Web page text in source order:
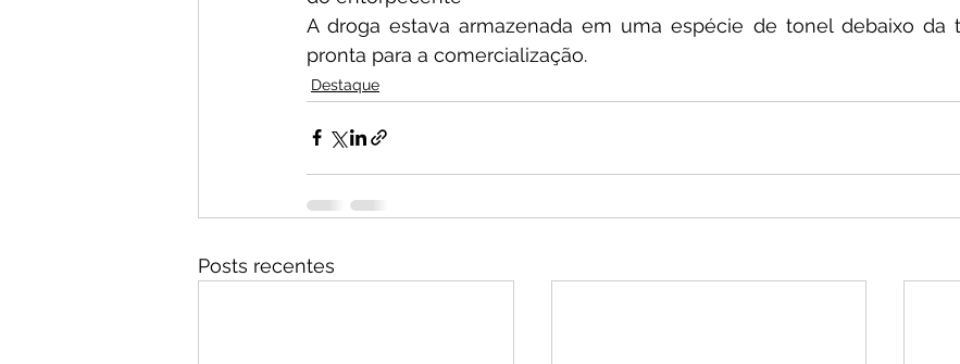
A droga estava armazenada em uma espécie de tonel debaixo da
pronta para a comercialização.
Destaque
Posts recentes